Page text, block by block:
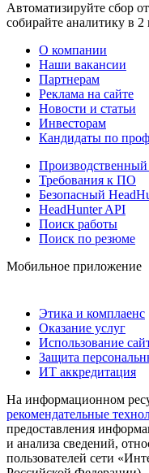
Автоматизируйте сбор
собирайте аналитику в 2
О компании
Наши вакансии
Партнерам
Реклама на сайте
Новости и статьи
Инвесторам
Кандидаты по
Производственный
Требования к ПО
Безопасный
HeadHunter API
Поиск работы
Поиск по резюме
Мобильное приложение
Этика и комплаенс
Оказание услуг
Использование
Защита
ИТ аккредитация
На информационном
рекомендательные
предоставления
и анализа сведений,
пользователей сети